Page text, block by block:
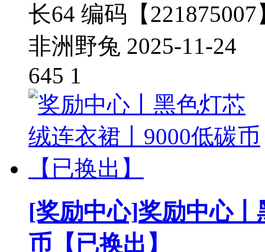
长64 编码【221875007
非洲野兔 2025-11-24
645 1
[奖励中心]奖励中心丨
币【已换出】